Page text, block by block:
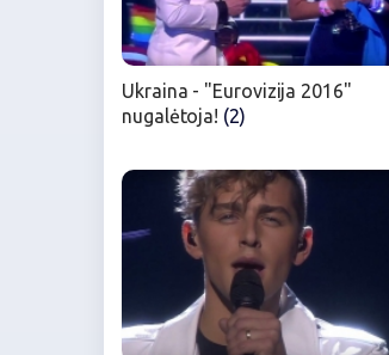
Ukraina - "Eurovizija 2016"
nugalėtoja! (2)